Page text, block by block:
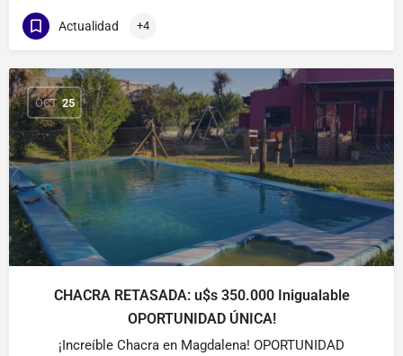
Actualidad +4
OCT 25
CHACRA RETASADA: u$s 350.000 Inigualable
OPORTUNIDAD ÚNICA!
¡Increíble Chacra en Magdalena! OPORTUNIDAD